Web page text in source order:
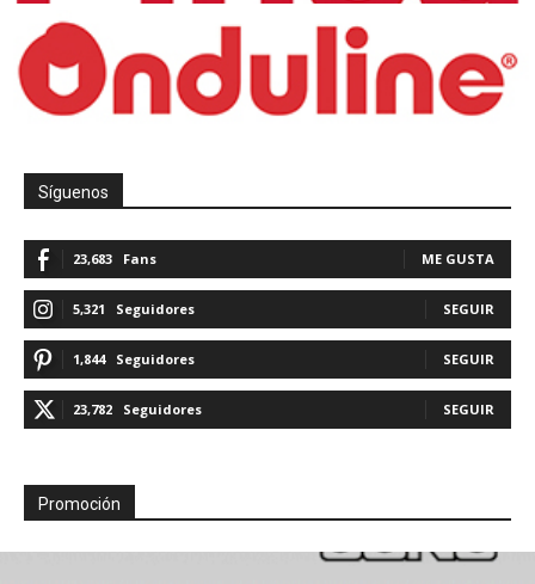
Síguenos
23,683 Fans ME GUSTA
5,321 Seguidores SEGUIR
1,844 Seguidores SEGUIR
23,782 Seguidores SEGUIR
Promoción